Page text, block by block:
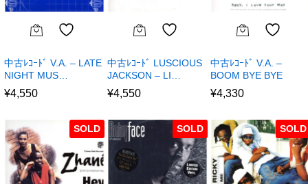
中古ﾚｺｰﾄﾞ V.A. – LATE
NIGHT MUS…
¥4,550
中古ﾚｺｰﾄﾞ LUSCIOUS
JACKSON – LI…
¥4,550
中古ﾚｺｰﾄﾞ V.A. –
BOOM BYE BYE
¥4,330
SOLD SOLD SOLD